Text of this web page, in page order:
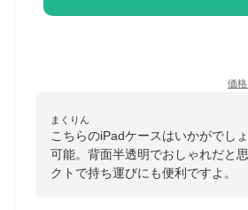
価
まくりん
こちらのiPadケースはいかがでし
可能。背面半透明でおしゃれだと
クトで持ち運びにも便利ですよ。